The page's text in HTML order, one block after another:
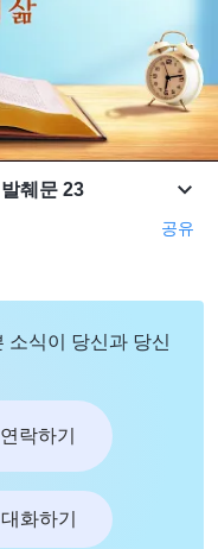
췌문 23
공유
소식이 당신과 당신
락하기
화하기